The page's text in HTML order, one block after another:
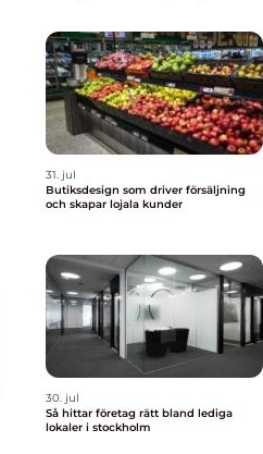
31. jul
Butiksdesign som driver försäljning
och skapar lojala kunder
30. jul
Så hittar företag rätt bland lediga
lokaler i stockholm